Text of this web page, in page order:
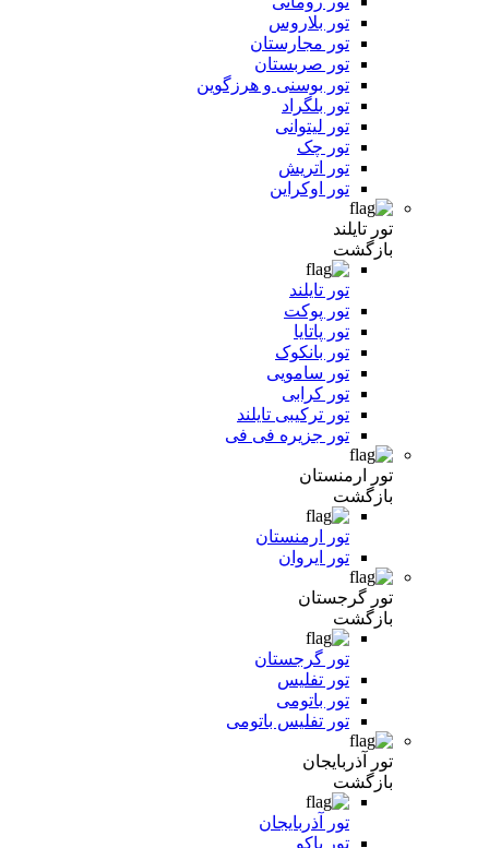
تور بلاروس
تور مجارستان
تور صربستان
تور بوسنی و هرزگوین
تور بلگراد
تور لیتوانی
تور چک
تور اتریش
تور اوکراین
تور تایلند
بازگشت
تور تایلند
تور پوکت
تور پاتایا
تور بانکوک
تور سامویی
تور کرابی
تور ترکیبی تایلند
تور جزیره فی فی
تور ارمنستان
بازگشت
تور ارمنستان
تور ایروان
تور گرجستان
بازگشت
تور گرجستان
تور تفلیس
تور باتومی
تور تفلیس باتومی
تور آذربایجان
بازگشت
تور آذربایجان
تور باکو